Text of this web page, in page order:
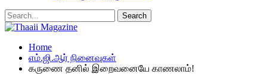
Home
எம்.ஜி.ஆர் நினைவுகள்
கருணை தனில் இறைவனையே காணலாம்!